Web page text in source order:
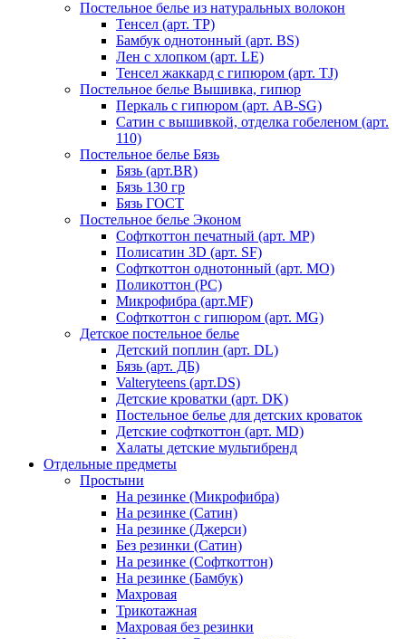
Постельное белье из натуральных волокон
Тенсел (арт. ТР)
Бамбук однотонный (арт. BS)
Лен с хлопком (арт. LE)
Тенсел жаккард с гипюром (арт. TJ)
Постельное белье Вышивка, гипюр
Перкаль с гипюром (арт. AB-SG)
Сатин с вышивкой, отделка гобеленом (арт.
110)
Постельное белье Бязь
Бязь (арт.BR)
Бязь 130 гр
Бязь ГОСТ
Постельное белье Эконом
Софткоттон печатный (арт. MР)
Полисатин 3D (арт. SF)
Софткоттон однотонный (арт. MO)
Поликоттон (PC)
Микрофибра (арт.MF)
Софткоттон с гипюром (арт. MG)
Детское постельное белье
Детский поплин (арт. DL)
Бязь (арт. ДБ)
Valteryteens (арт.DS)
Детские кроватки (арт. DK)
Постельное белье для детских кроваток
Детские софткоттон (арт. MD)
Халаты детские мультибренд
Отдельные предметы
Простыни
На резинке (Микрофибра)
На резинке (Сатин)
На резинке (Джерси)
Без резинки (Сатин)
На резинке (Софткоттон)
На резинке (Бамбук)
Махровая
Трикотажная
Махровая без резинки